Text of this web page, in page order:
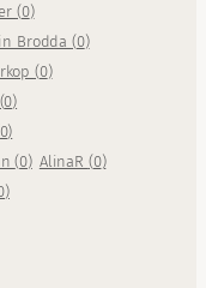
(0)
Brodda (0)
(0)
(0)
0)
(0) AlinaR (0)
)